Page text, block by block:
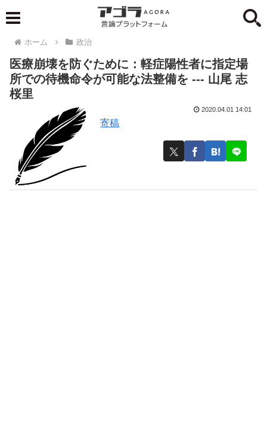
ホーム 政治
医療崩壊を防ぐために：軽症陽性者に指定場
所での待機命令が可能な法整備を --- 山尾 志
桜里
寄稿
2020.04.01 14:01